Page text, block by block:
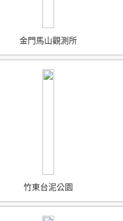
金門馬山觀測所
竹東台泥公園